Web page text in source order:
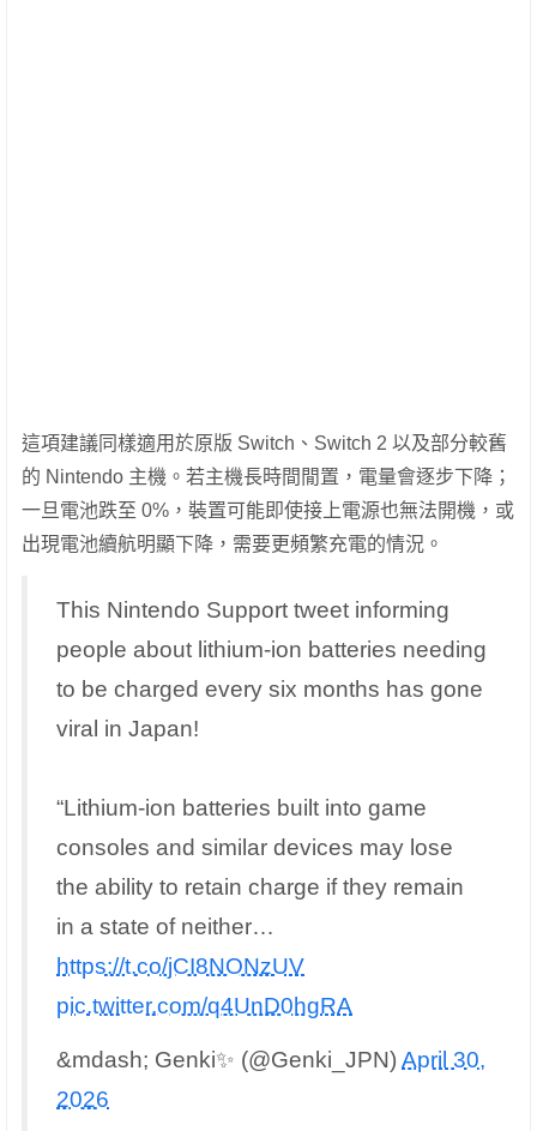
這項建議同樣適用於原版 Switch、Switch 2 以及部分較舊
的 Nintendo 主機。若主機長時間閒置，電量會逐步下降；
一旦電池跌至 0%，裝置可能即使接上電源也無法開機，或
出現電池續航明顯下降，需要更頻繁充電的情況。
This Nintendo Support tweet informing
people about lithium-ion batteries needing
to be charged every six months has gone
viral in Japan!
“Lithium-ion batteries built into game
consoles and similar devices may lose
the ability to retain charge if they remain
in a state of neither…
https://t.co/jCI8NONzUV
pic.twitter.com/q4UnD0hgRA
&mdash; Genki✨ (@Genki_JPN) April 30,
2026